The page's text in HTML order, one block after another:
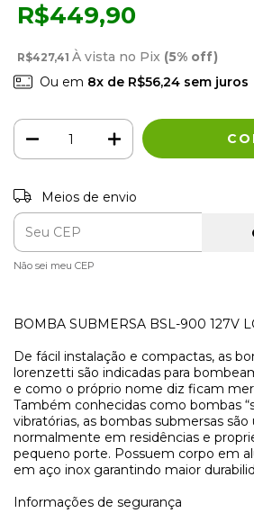
R$449,90
R$427,41 À vista no Pix (5% off)
Ou em 8x de R$56,24sem juros
Entregas para o CEP:
Meios de envio
Não sei meu CEP
BOMBA SUBMERSA BSL-900 127V
De fácil instalação e compactas, as
lorenzetti são indicadas para
e como o próprio nome diz ficam
Também conhecidas como bombas
vibratórias, as bombas submersas são
normalmente em residências e
pequeno porte. Possuem corpo em
em aço inox garantindo maior
Informações de segurança